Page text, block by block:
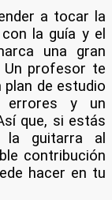
a tocar la
la guía y el
una gran
Un profesor te
plan de estudio
errores y un
que, si estás
la guitarra al
contribución
hacer en tu